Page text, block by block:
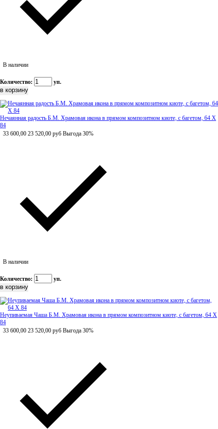
В наличии
Количество: уп.
Нечаянная радость Б.М. Храмовая икона в прямом композитном киоте, с багетом, 64 Х
84
33 600,00 23 520,00 руб Выгода 30%
В наличии
Количество: уп.
Неупиваемая Чаша Б.М. Храмовая икона в прямом композитном киоте, с багетом, 64 Х
84
33 600,00 23 520,00 руб Выгода 30%